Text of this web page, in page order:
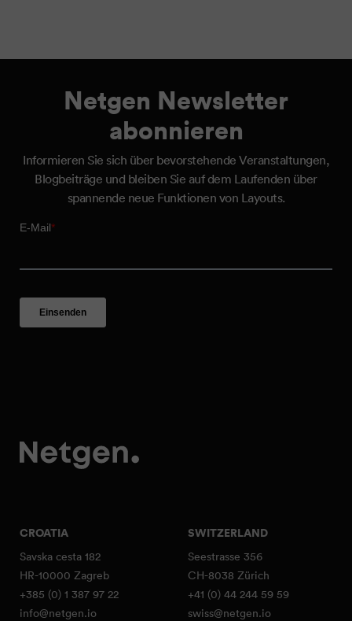
Netgen Newsletter
abonnieren
Informieren Sie sich über bevorstehende Veranstaltungen,
Blogbeiträge und bleiben Sie auf dem Laufenden über
spannende neue Funktionen von Layouts.
CROATIA
Savska cesta 182
HR-10000 Zagreb
+385 (0) 1 387 97 22
info@netgen.io
SWITZERLAND
Seestrasse 356
CH-8038 Zürich
+41 (0) 44 244 59 59
swiss@netgen.io